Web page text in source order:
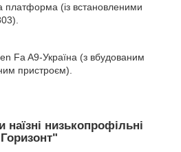
(із встановленими
Fa A9-Україна (з вбудованим
пристроєм).
низькопрофільні